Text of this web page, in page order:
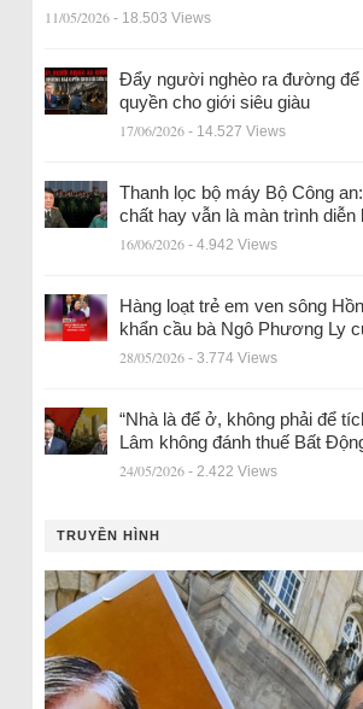
11/05/2026 - 18.503 Views
Đẩy người nghèo ra đường
quyền cho giới siêu giàu
17/06/2026 - 14.527 Views
Thanh lọc bộ máy Bộ Công
chất hay vẫn là màn trình diễn
16/06/2026 - 4.942 Views
Hàng loạt trẻ em ven sông
khẩn cầu bà Ngô Phương Ly
28/05/2026 - 3.774 Views
“Nhà là để ở, không phải để
Lâm không đánh thuế Bất
24/05/2026 - 2.422 Views
TRUYỀN HÌNH